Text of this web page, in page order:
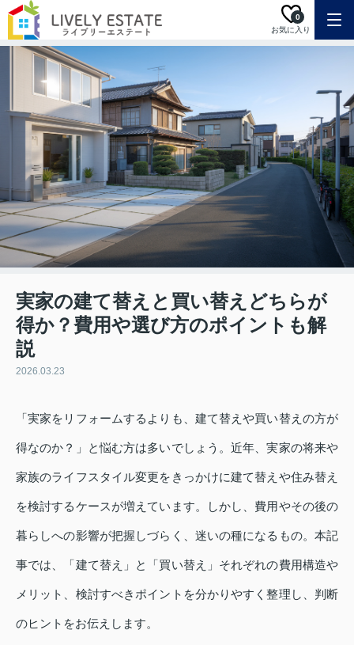
お気に入り
0
実家の建て替えと買い替えどちらが
得か？費用や選び方のポイントも解
説
2026.03.23
「実家をリフォームするよりも、建て替えや買い替えの方が
得なのか？」と悩む方は多いでしょう。近年、実家の将来や
家族のライフスタイル変更をきっかけに建て替えや住み替え
を検討するケースが増えています。しかし、費用やその後の
暮らしへの影響が把握しづらく、迷いの種になるもの。本記
事では、「建て替え」と「買い替え」それぞれの費用構造や
メリット、検討すべきポイントを分かりやすく整理し、判断
のヒントをお伝えします。